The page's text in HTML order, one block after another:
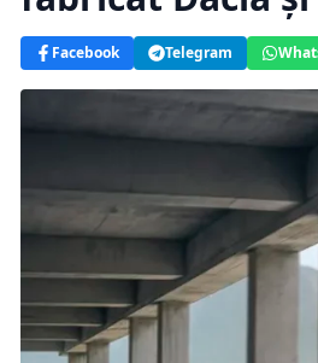
Facebook Telegram